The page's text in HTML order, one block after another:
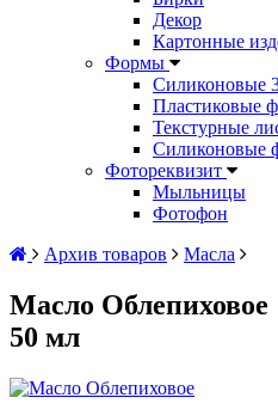
Декор
Картонные
Формы
Силиконовые
Пластиковые
Текстурные
Силиконовые
Фотореквизит
Мыльницы
Фотофон
Архив товаров
Масла
Масло
50 мл